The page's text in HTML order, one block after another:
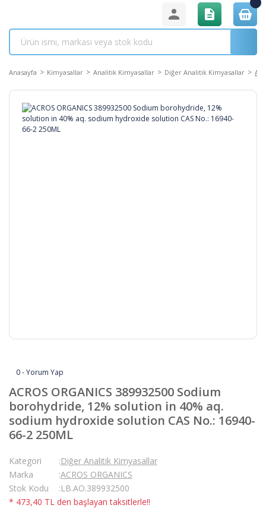
Anasayfa Kimyasallar Analitik Kimyasallar Diğer Analitik Kimyasallar
0 - Yorum Yap
ACROS ORGANICS 389932500 Sodium
borohydride, 12% solution in 40% aq.
sodium hydroxide solution CAS No.: 16940-
66-2 250ML
Kategori
Diğer Analitik Kimyasallar
Marka
ACROS ORGANICS
Stok Kodu
LB.AO.389932500
* 473,40 TL den başlayan taksitlerle!!